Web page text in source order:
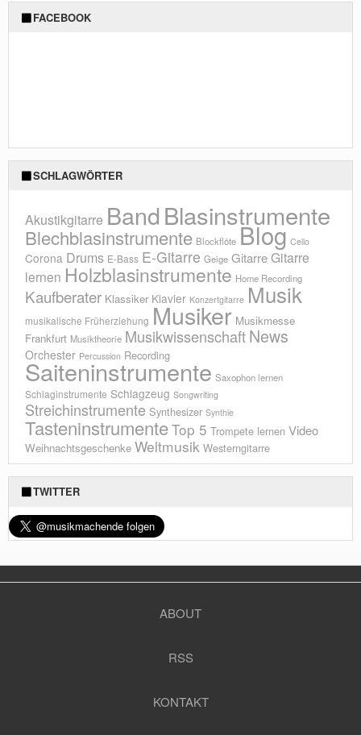
FACEBOOK
SCHLAGWÖRTER
Akustikgitarre BandBlasinstrumente
Blechblasinstrumente Blockflöte Blog Cello
Corona Drums E-Bass E-Gitarre Geige GitarreGitarre
lernen Holzblasinstrumente Home Recording
Kaufberater Klassiker Klavier Konzertgitarre Musik
musikalische Früherziehung Musiker Musikmesse
Frankfurt Musiktheorie MusikwissenschaftNews
Orchester Percussion Recording
Saiteninstrumente Saxophon lernen
Schlaginstrumente Schlagzeug Songwriting
Streichinstrumente Synthesizer Synthie
TasteninstrumenteTop 5 Trompete lernen Video
Weihnachtsgeschenke Weltmusik Westerngitarre
TWITTER
ABOUT
RSS
KONTAKT